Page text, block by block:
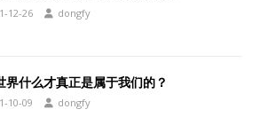
12-26 dongfy
界什么才真正是属于我们的？
10-09 dongfy